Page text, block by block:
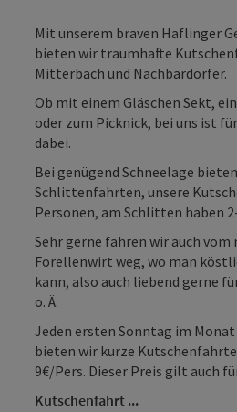
Mit unserem braven Haflinger
bieten wir traumhafte
Mitterbach und Nachbardörfer.
Ob mit einem Gläschen Sekt,
oder zum Picknick, bei uns ist
dabei.
Bei genügend Schneelage
Schlittenfahrten, unsere
Personen, am Schlitten haben
Sehr gerne fahren wir auch vom
Forellenwirt weg, wo man
kann, also auch liebend gerne
o. Ä.
Jeden ersten Sonntag im
bieten wir kurze
9€/Pers. Dieser Preis gilt auch
Kutschenfahrt ...